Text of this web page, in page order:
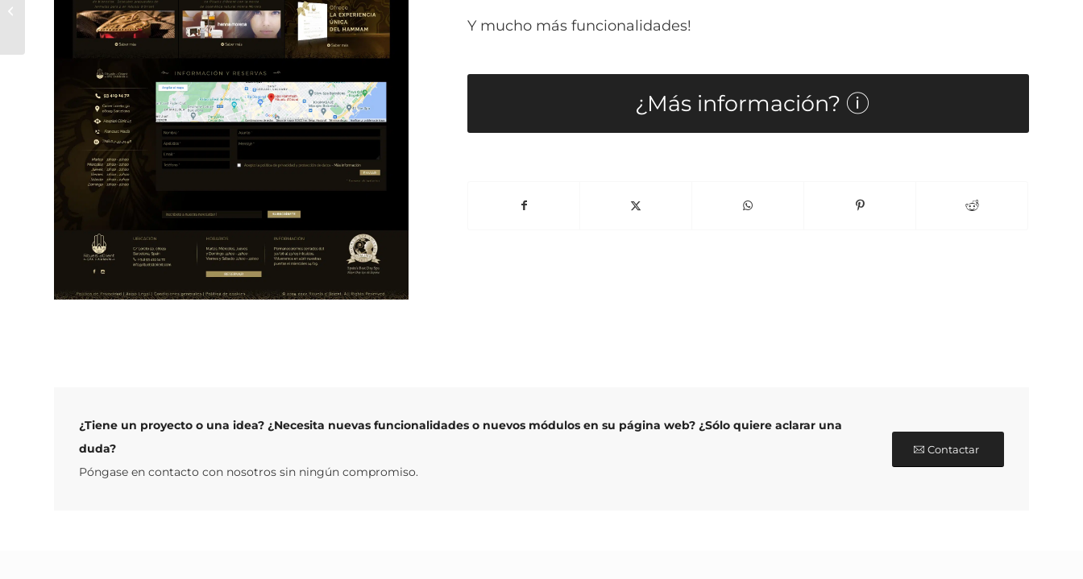
Y mucho más funcionalidades!
¿Más información?
¿Tiene un proyecto o una idea? ¿Necesita nuevas funcionalidades o nuevos módulos en su página web? ¿Sólo quiere aclarar una
duda?
Póngase en contacto con nosotros sin ningún compromiso.
Contactar
con sistema de
pedidos online